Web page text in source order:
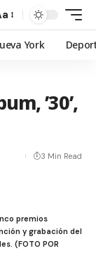
York
’30’,
3 Min Read
premios
y grabación del
(FOTO POR